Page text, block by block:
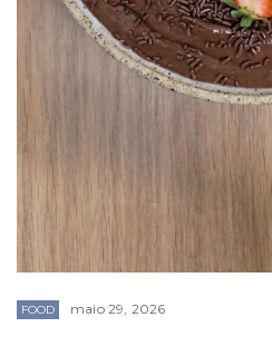
FOOD maio 29, 2026